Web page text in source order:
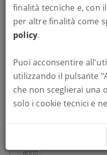
MARATONE :MEZZA
finalità tecniche e, con
per altre finalità come
policy.
Puoi acconsentire
utilizzando il pulsante
che non sceglierai una
solo i cookie tecnici e